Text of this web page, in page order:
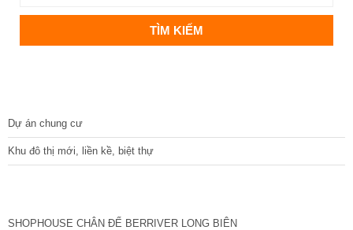
Dự án chung cư
Khu đô thị mới, liền kề, biệt thự
SHOPHOUSE CHÂN ĐẾ BERRIVER LONG BIÊN